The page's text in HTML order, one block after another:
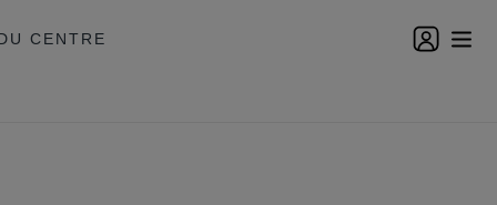
CENTRE